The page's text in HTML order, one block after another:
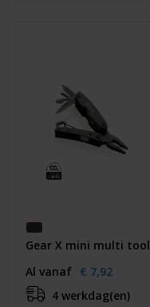
Gear X mini multi tool
Al vanaf € 7,92
4 werkdag(en)